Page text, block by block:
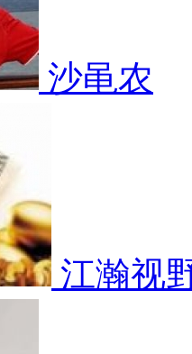
沙黾农
江瀚视